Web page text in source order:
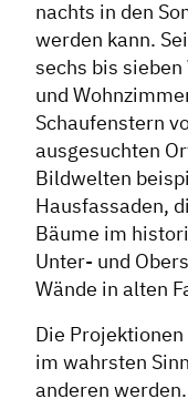
nachts in den
werden kann.
sechs bis
und
Schaufenstern
ausgesuchten
Bildwelten
Hausfassaden,
Bäume im
Unter- und
Wände in alten
Die
im wahrsten
anderen